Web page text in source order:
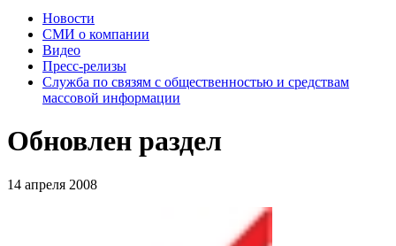
Новости
СМИ о компании
Видео
Пресс-релизы
Служба по связям с общественностью и средствам
массовой информации
Обновлен раздел
14 апреля 2008